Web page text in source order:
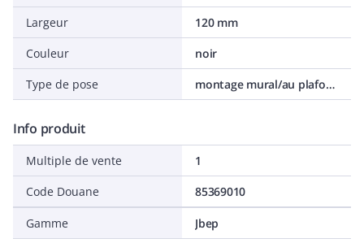
Largeur
120 mm
Couleur
noir
Type de pose
montage mural/au plafond
Info produit
Multiple de vente
1
Code Douane
85369010
Gamme Jbep